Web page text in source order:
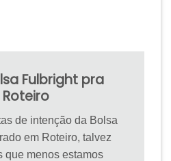
Fulbright pra
de intenção da Bolsa
em Roteiro, talvez
que menos estamos